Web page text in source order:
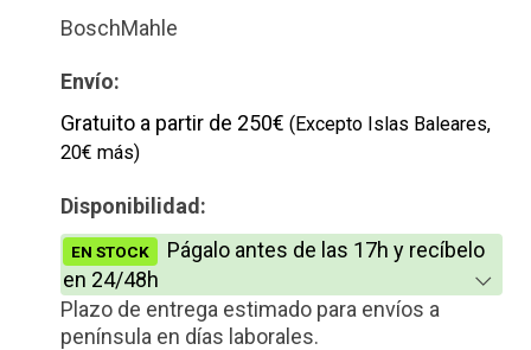
BoschMahle
Envío:
Gratuito a partir de 250€ (Excepto Islas Baleares,
20€ más)
Disponibilidad:
EN STOCK
Págalo antes de las 17h y recíbelo
en 24/48h
Plazo de entrega estimado para envíos a
península en días laborales.